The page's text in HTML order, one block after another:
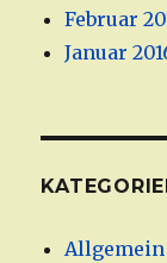
Februar
Januar
Allgemein